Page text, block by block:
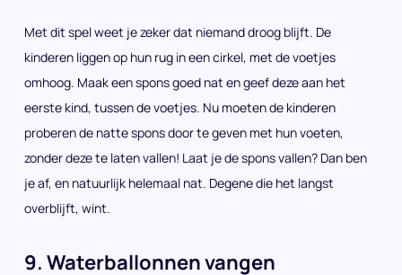
Met dit spel weet je zeker dat niemand droog blijft. De
kinderen liggen op hun rug in een cirkel, met de voetjes
omhoog. Maak een spons goed nat en geef deze aan het
eerste kind, tussen de voetjes. Nu moeten de kinderen
proberen de natte spons door te geven met hun voeten,
zonder deze te laten vallen! Laat je de spons vallen? Dan ben
je af, en natuurlijk helemaal nat. Degene die het langst
overblijft, wint.
9. Waterballonnen vangen